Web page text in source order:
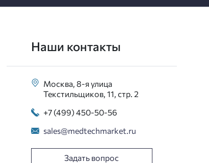
Наши контакты
Москва, 8-я улица
Текстильщиков, 11, стр. 2
+7 (499) 450-50-56
sales@medtechmarket.ru
Задать вопрос